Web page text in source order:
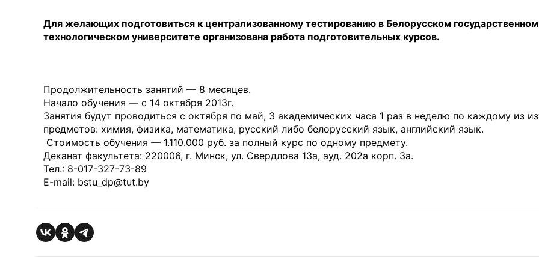
Для желающих подготовиться к централизованному тестированию в Белорусском государственном
технологическом университетеорганизована работа подготовительных курсов.
Продолжительность занятий — 8 месяцев.
Начало обучения — с 14 октября 2013г.
Занятия будут проводиться с октября по май, 3 академических часа 1 раз в неделю по каждому из
предметов: химия, физика, математика, русский либо белорусский язык, английский язык.
Стоимость обучения — 1.110.000 руб. за полный курс по одному предмету.
Деканат факультета: 220006, г. Минск, ул. Свердлова 13а, ауд. 202а корп. 3а.
Тел.: 8-017-327-73-89
E-mail: bstu_dp@tut.by